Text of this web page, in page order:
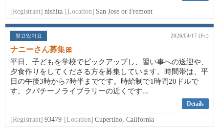
[Registrant] nishita [Location] San Jose or Fremont
찾고있어요 2026/04/17 (Fri)
ナニーさん募集🎀
平日、子どもを学校でピックアップし、習い事への送迎や、
夕食作りをしてくださる方を募集しています。時間帯は、平
日の午後3時から7時半までです。時給制で1時間20ドルで
す。クパチーノライブラリーの近くです...
Details
[Registrant] 93479 [Location] Cupertino, California